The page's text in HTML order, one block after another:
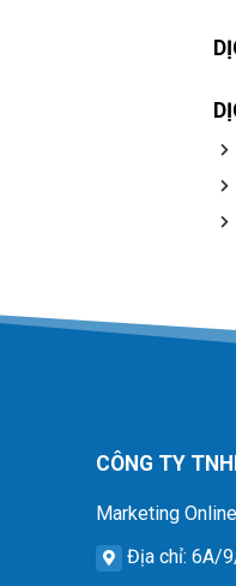
CÔNG TY
Marketing
Địa chỉ: 6A/